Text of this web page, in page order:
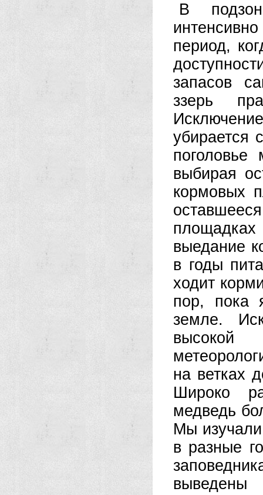
В
период,
запасов
ззерь
убирается
выбирая
кормовых
выедание
в годы
ходит
пор, пока
земле.
на ветках
Широко
медведь
Мы
в разные